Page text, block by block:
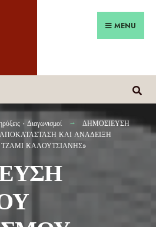
MENU
- Διαγωνισμοί
ΔΗΜΟΣΙΕΥΣΗ
ΚΑΙ ΑΝΑΔΕΙΞΗ
ΚΑΛΟΥΤΣΙΑΝΗΣ»